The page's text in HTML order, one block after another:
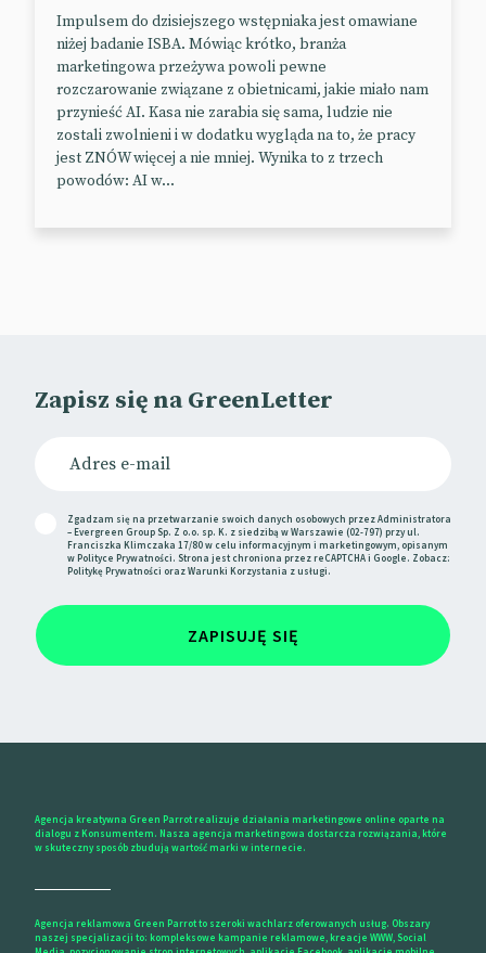
Benefity od petrochemii
To nie jedyny w ostatnim czasie przykład
zaangażowania branży reklamowej w ochronę
środowiska. Clean Creatives, grupa aktywistów
związanych z marketingiem i PR-em, w swojej
obsługujących klientów z branży paliw kopalnych.
adresem firm padają m.in. oskarżenia o
klimatycznej i promowaniu działań
The Drum
Snap testuje reklamowy potencjał
AR
badań, które wskazują, że wykorzystanie
użytkownika. Niedługo później firma poinformowała
o nawiązaniu współpracy z VideoAmp, dostawcą
kampanii reklamowych.
Dzięki temu partnerstwu Snap zamierza dotrzeć do
Impulsem do dzisiejszego wstępniaka jest omawiane
niżej badanie ISBA. Mówiąc krótko, branża
marketingowa przeżywa powoli pewne
rozczarowanie związane z obietnicami, jakie miało nam
przynieść AI. Kasa nie zarabia się sama, ludzie nie
zostali zwolnieni i w dodatku wygląda na to, że pracy
jest ZNÓW więcej a nie mniej. Wynika to z trzech
powodów: AI w...
Zapisz się na GreenLetter
Zgadzam się na przetwarzanie swoich danych osobowych przez Administratora
– Evergreen Group Sp. Z o.o. sp. K. z siedzibą w Warszawie (02-797) przy ul.
Franciszka Klimczaka 17/80 w celu informacyjnym i marketingowym, opisanym
wPolityce Prywatności. Strona jest chroniona przez reCAPTCHA i Google. Zobacz:
Politykę Prywatności orazWarunki Korzystania z usługi.
ZAPISUJĘ SIĘ
Agencja kreatywna Green Parrot realizuje działania marketingowe online oparte na
dialogu z Konsumentem. Nasza agencja marketingowa dostarcza rozwiązania, które
w skuteczny sposób zbudują wartość marki w internecie.
Agencja reklamowa Green Parrot to szeroki wachlarz oferowanych usług. Obszary
naszej specjalizacji to: kompleksowe kampanie reklamowe, kreacje WWW, Social